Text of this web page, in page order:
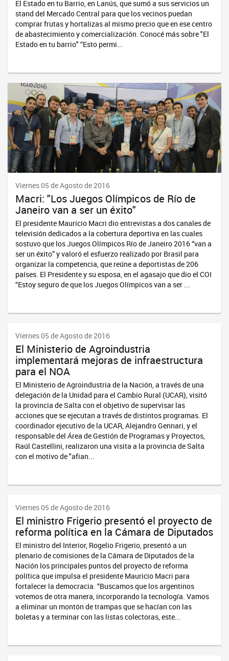
El Estado en tu Barrio, en Lanús, que sumó a sus servicios un
stand del Mercado Central para que los vecinos puedan
comprar frutas y hortalizas al mismo precio que en ese centro
de abastecimiento y comercialización. Conocé más sobre "El
Estado en tu barrio" “Esto permi...
Viernes 05 de Agosto de 2016
Macri: "Los Juegos Olímpicos de Río de
Janeiro van a ser un éxito"
El presidente Mauricio Macri dio entrevistas a dos canales de
televisión dedicados a la cobertura deportiva en las cuales
sostuvo que los Juegos Olímpicos Río de Janeiro 2016 “van a
ser un éxito” y valoró el esfuerzo realizado por Brasil para
organizar la competencia, que reúne a deportistas de 206
países. El Presidente y su esposa, en el agasajo que dio el COI
“Estoy seguro de que los Juegos Olímpicos van a ser ...
Viernes 05 de Agosto de 2016
El Ministerio de Agroindustria
implementará mejoras de infraestructura
para el NOA
El Ministerio de Agroindustria de la Nación, a través de una
delegación de la Unidad para el Cambio Rural (UCAR), visitó
la provincia de Salta con el objetivo de supervisar las
acciones que se ejecutan a través de distintos programas. El
coordinador ejecutivo de la UCAR, Alejandro Gennari, y el
responsable del Área de Gestión de Programas y Proyectos,
Raúl Castellini, realizaron una visita a la provincia de Salta
con el motivo de "afian...
Viernes 05 de Agosto de 2016
El ministro Frigerio presentó el proyecto de
reforma política en la Cámara de Diputados
El ministro del Interior, Rogelio Frigerio, presentó a un
plenario de comisiones de la Cámara de Diputados de la
Nación los principales puntos del proyecto de reforma
política que impulsa el presidente Mauricio Macri para
fortalecer la democracia. “Buscamos que los argentinos
votemos de otra manera, incorporando la tecnología. Vamos
a eliminar un montón de trampas que se hacían con las
boletas y a terminar con las listas colectoras, este...